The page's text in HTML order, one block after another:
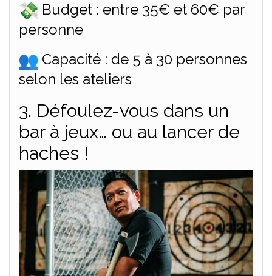
Budget : entre 35€ et 60€ par
personne
Capacité : de 5 à 30 personnes
selon les ateliers
3. Défoulez-vous dans un
bar à jeux… ou au lancer de
haches !